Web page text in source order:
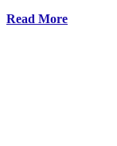
Read More